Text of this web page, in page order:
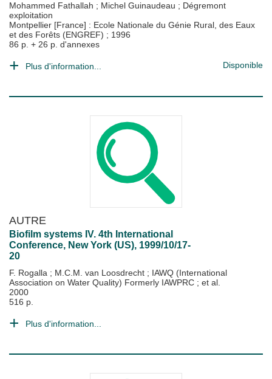
Mohammed Fathallah ; Michel Guinaudeau ; Dégremont
exploitation
Montpellier [France] : Ecole Nationale du Génie Rural, des Eaux
et des Forêts (ENGREF) ; 1996
86 p. + 26 p. d'annexes
Plus d'information... Disponible
AUTRE
Biofilm systems IV. 4th International
Conference, New York (US), 1999/10/17-
20
F. Rogalla ; M.C.M. van Loosdrecht ; IAWQ (International
Association on Water Quality) Formerly IAWPRC ; et al.
2000
516 p.
Plus d'information...